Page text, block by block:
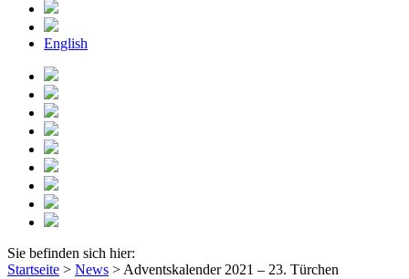
English
Sie befinden sich hier:
Startseite > News > Adventskalender 2021 – 23. Türchen